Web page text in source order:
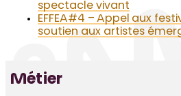
spectacle vivant
EFFEA#4 – Appel aux
soutien aux artistes
Métier